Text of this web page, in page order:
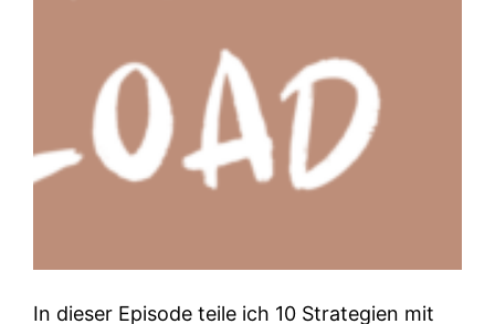
In dieser Episode teile ich 10 Strategien mit